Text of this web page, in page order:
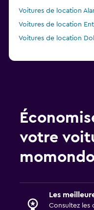
Voitures de location
Voitures de location
Voitures de location
votre
Les
Consultez les